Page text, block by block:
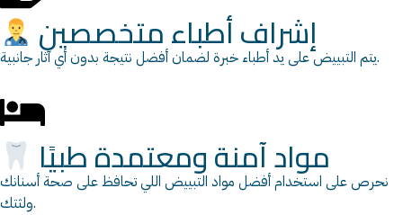
إشراف أطباء متخصصين يتم التبييض على يد أطباء خبرة لضمان أفضل نتيجة بدون أي آثار جانبية.
مواد آمنة ومعتمدة طبيًا
نحرص على استخدام أفضل مواد التبييض اللي تحافظ على صحة أسنانك
ولثتك.